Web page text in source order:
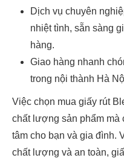
Dịch vụ chuyên
nhiệt tình, sẵn sàng
hàng.
Giao hàng nhanh
trong nội thành Hà
Việc chọn mua giấy rút
chất lượng sản phẩm mà
tâm cho bạn và gia đình.
chất lượng và an toàn,